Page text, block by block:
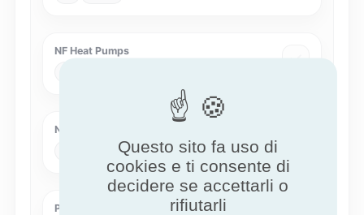
NF Heat Pumps
Nature of excellence for Air Handling Unit
NEXAHU
Pompe di calore - KEYMARK
Questo sito fa uso di
cookies e ti consente di
decidere se accettarli o
rifiutarli